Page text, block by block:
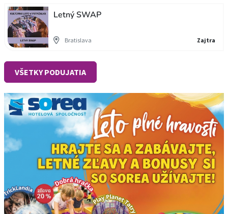
Letný SWAP
Bratislava Zajtra
VŠETKY PODUJATIA